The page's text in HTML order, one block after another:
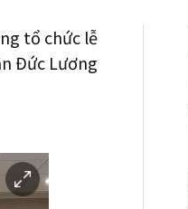
tổ chức lễ
Đức Lương
이
미